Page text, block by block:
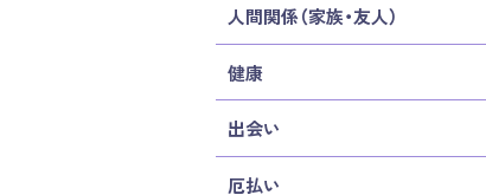
人間関係（家族・友人）
健康
出会い
厄払い